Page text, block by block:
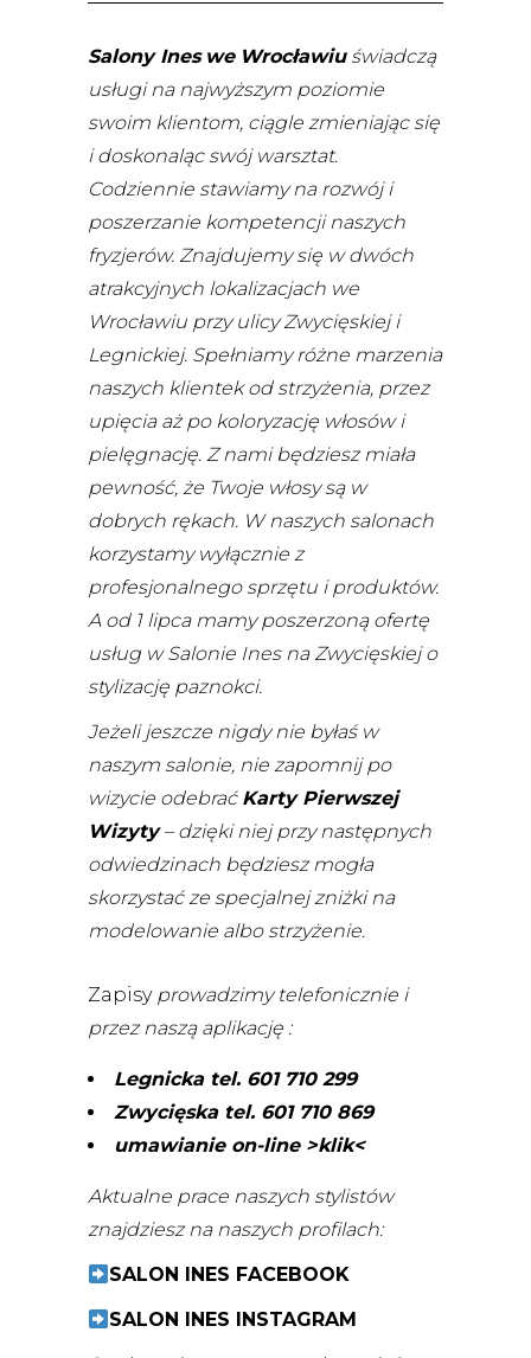
Salony Ines we Wrocławiuświadczą
usługi na najwyższym poziomie
swoim klientom, ciągle zmieniając się
i doskonaląc swój warsztat.
Codziennie stawiamy na rozwój i
poszerzanie kompetencji naszych
fryzjerów. Znajdujemy się w dwóch
atrakcyjnych lokalizacjach we
Wrocławiu przy ulicy Zwycięskiej i
Legnickiej. Spełniamy różne marzenia
naszych klientek od strzyżenia, przez
upięcia aż po koloryzację włosów i
pielęgnację. Z nami będziesz miała
pewność, że Twoje włosy są w
dobrych rękach. W naszych salonach
korzystamy wyłącznie z
profesjonalnego sprzętu i produktów.
A od 1 lipca mamy poszerzoną ofertę
usług w Salonie Ines na Zwycięskiej o
stylizację paznokci.
Jeżeli jeszcze nigdy nie byłaś w
naszym salonie, nie zapomnij po
wizycie odebrać Karty Pierwszej
Wizyty– dzięki niej przy następnych
odwiedzinach będziesz mogła
skorzystać ze specjalnej zniżki na
modelowanie albo strzyżenie.
Zapisyprowadzimy telefonicznie i
przez naszą aplikację :
Legnicka tel. 601 710 299
Zwycięska tel. 601 710 869
umawianie on-line >klik<
Aktualne prace naszych stylistów
znajdziesz na naszych profilach:
SALON INES FACEBOOK
SALON INES INSTAGRAM